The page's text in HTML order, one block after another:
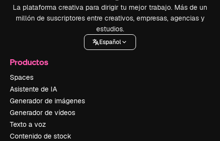
La plataforma creativa para dirigir tu mejor trabajo. Más de un
millón de suscriptores entre creativos, empresas, agencias y
estudios.
Español
Productos
Spaces
Asistente de IA
Generador de imágenes
Generador de vídeos
Texto a voz
Contenido de stock